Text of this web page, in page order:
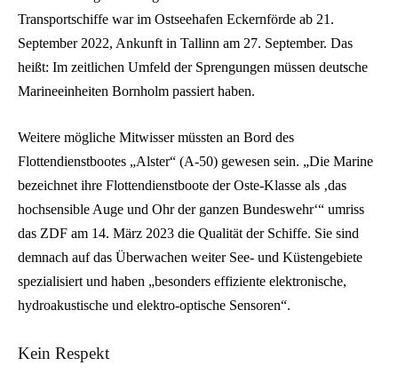
Transportschiffe war im Ostseehafen Eckernförde ab 21.
September 2022, Ankunft in Tallinn am 27. September. Das
heißt: Im zeitlichen Umfeld der Sprengungen müssen deutsche
Marineeinheiten Bornholm passiert haben.
Weitere mögliche Mitwisser müssten an Bord des
Flottendienstbootes „Alster“ (A-50) gewesen sein. „Die Marine
bezeichnet ihre Flottendienstboote der Oste-Klasse als ‚das
hochsensible Auge und Ohr der ganzen Bundeswehr‘“ umriss
das ZDF am 14. März 2023 die Qualität der Schiffe. Sie sind
demnach auf das Überwachen weiter See- und Küstengebiete
spezialisiert und haben „besonders effiziente elektronische,
hydroakustische und elektro-optische Sensoren“.
Kein Respekt